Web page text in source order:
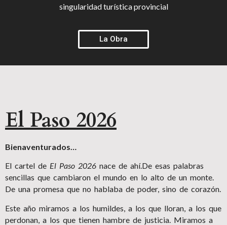
singularidad turística provincial
La Obra
El Paso 2026
Bienaventurados…
El cartel de El Paso 2026 nace de ahí.De esas palabras
sencillas que cambiaron el mundo en lo alto de un monte.
De una promesa que no hablaba de poder, sino de corazón.
Este año miramos a los humildes, a los que lloran, a los que
perdonan, a los que tienen hambre de justicia. Miramos a